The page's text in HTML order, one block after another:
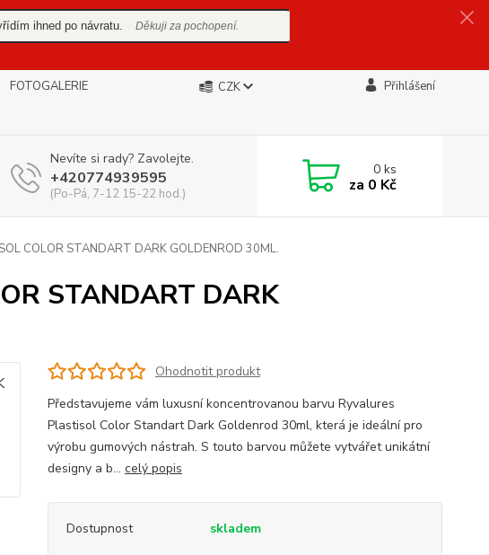
ihned po návratu. Děkuji za pochopení.
FOTOGALERIE
CZK Přihlášení
Nevíte si rady? Zavolejte.
+420774939595
(Po-Pá, 7-12 15-22 hod.)
0ks
za 0 Kč
COLOR STANDART DARK GOLDENROD 30ML.
STANDART DARK
Ohodnotit produkt
Představujeme vám luxusní koncentrovanou barvu Ryvalures
Plastisol Color Standart Dark Goldenrod 30ml, která je ideální pro
výrobu gumových nástrah. S touto barvou můžete vytvářet unikátní
designy a b... celý popis
Dostupnost skladem